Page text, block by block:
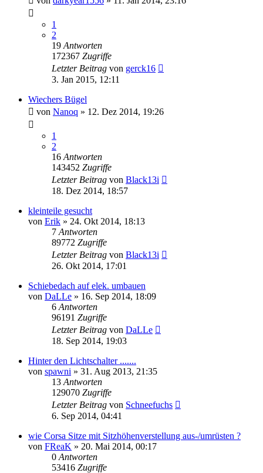
1
2
19 Antworten
172367 Zugriffe
Letzter Beitrag von gerck16
3. Jan 2015, 12:11
Wiechers Bügel
von Nanoq » 12. Dez 2014, 19:26
1
2
16 Antworten
143452 Zugriffe
Letzter Beitrag von Black13i
18. Dez 2014, 18:57
kleinteile gesucht
von Erik » 24. Okt 2014, 18:13
7 Antworten
89772 Zugriffe
Letzter Beitrag von Black13i
26. Okt 2014, 17:01
Schiebedach auf elek. umbauen
von DaLLe » 16. Sep 2014, 18:09
6 Antworten
96191 Zugriffe
Letzter Beitrag von DaLLe
18. Sep 2014, 19:03
Hinter den Lichtschalter .......
von spawni » 31. Aug 2013, 21:35
13 Antworten
129070 Zugriffe
Letzter Beitrag von Schneefuchs
6. Sep 2014, 04:41
wie Corsa Sitze mit Sitzhöhenverstellung aus-/umrüsten ?
von FReaK » 20. Mai 2014, 00:17
0 Antworten
53416 Zugriffe